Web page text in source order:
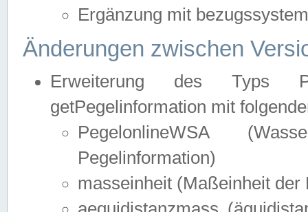
Ergänzung mit
Änderungen zwischen
Erweiterung des Typs
getPegelinformation mit
PegelonlineWSA
Pegelinformation)
masseinheit (Maßeinheit der